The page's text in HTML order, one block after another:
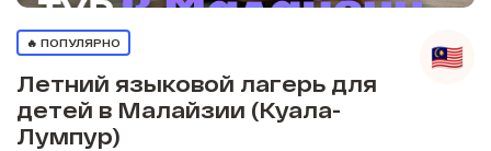
🔥 ПОПУЛЯРНО
Летний языковой лагерь для
детей в Малайзии (Куала-
Лумпур)